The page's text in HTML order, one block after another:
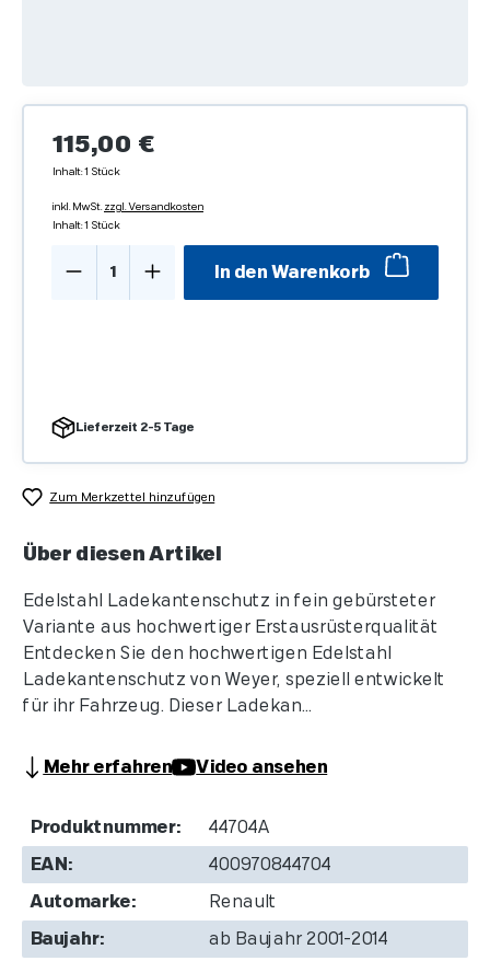
Regulärer Preis:
115,00 €
Inhalt:1 Stück
inkl. MwSt. zzgl. Versandkosten
Inhalt:1 Stück
Produkt Anzahl: Gib den gewünschten
In den Warenkorb
Lieferzeit 2-5 Tage
Zum Merkzettel hinzufügen
Über diesen Artikel
Edelstahl Ladekantenschutz in fein gebürsteter
Variante aus hochwertiger Erstausrüsterqualität
Entdecken Sie den hochwertigen Edelstahl
Ladekantenschutz von Weyer, speziell entwickelt
für ihr Fahrzeug. Dieser Ladekan...
Mehr erfahren Video ansehen
Produktnummer: 44704A
EAN: 400970844704
Automarke: Renault
Baujahr: ab Baujahr 2001-2014